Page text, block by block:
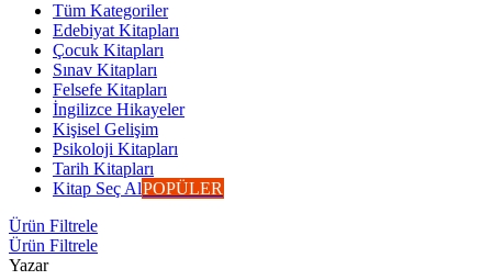
Tüm Kategoriler
Edebiyat Kitapları
Çocuk Kitapları
Sınav Kitapları
Felsefe Kitapları
İngilizce Hikayeler
Kişisel Gelişim
Psikoloji Kitapları
Tarih Kitapları
Kitap Seç AlPOPÜLER
Ürün Filtrele
Ürün Filtrele
Yazar